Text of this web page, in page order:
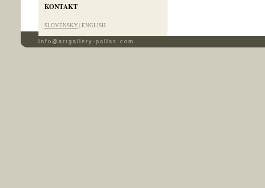
KONTAKT
SLOVENSKY ENGLISH
info@artgallery-pallas.com